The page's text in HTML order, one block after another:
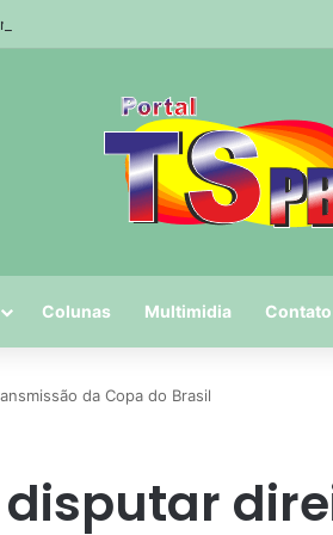
envenenamento de mais de 200 cães e
Colunas Multimidia Contato
da Copa do Brasil
disputar